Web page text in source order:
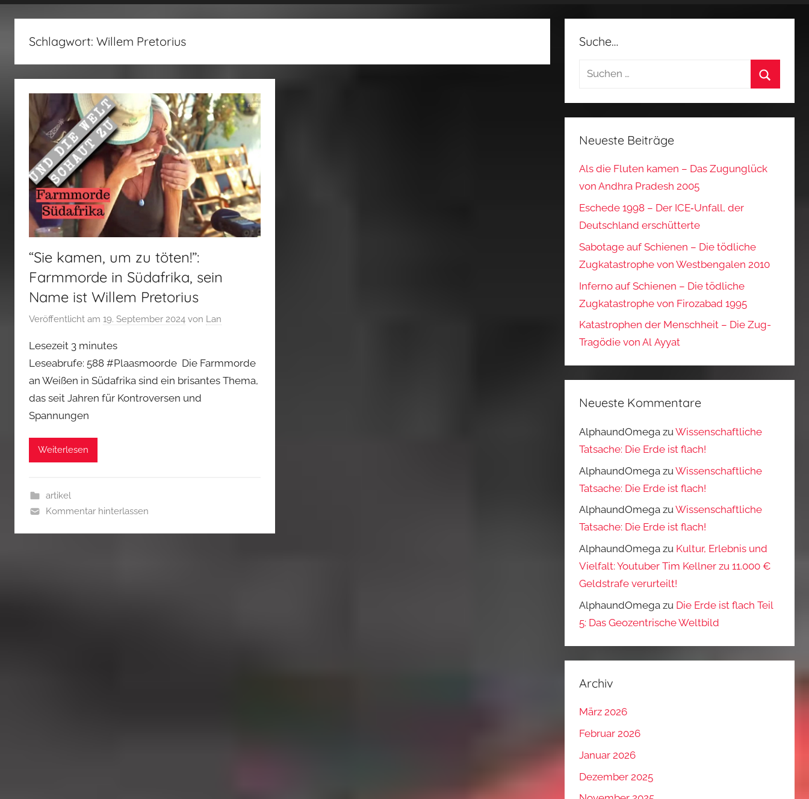
fertig…!
Schlagwort: Willem Pretorius
“Sie kamen, um zu töten!”:
Farmmorde in Südafrika, sein
Name ist Willem Pretorius
Veröffentlicht am 19. September 2024 von Lan
Lesezeit 3 minutes
Leseabrufe: 588 #Plaasmoorde Die Farmmorde
an Weißen in Südafrika sind ein brisantes Thema,
das seit Jahren für Kontroversen und
Spannungen
Weiterlesen
artikel
Kommentar hinterlassen
Suche…
Suchen
Neueste Beiträge
Als die Fluten kamen – Das Zugunglück
von Andhra Pradesh 2005
Eschede 1998 – Der ICE‑Unfall, der
Deutschland erschütterte
Sabotage auf Schienen – Die tödliche
Zugkatastrophe von Westbengalen 2010
Inferno auf Schienen – Die tödliche
Zugkatastrophe von Firozabad 1995
Katastrophen der Menschheit – Die Zug-
Tragödie von Al Ayyat
Neueste Kommentare
AlphaundOmega zuWissenschaftliche
Tatsache: Die Erde ist flach!
AlphaundOmega zuWissenschaftliche
Tatsache: Die Erde ist flach!
AlphaundOmega zuWissenschaftliche
Tatsache: Die Erde ist flach!
AlphaundOmega zu Kultur, Erlebnis und
Vielfalt: Youtuber Tim Kellner zu 11.000 €
Geldstrafe verurteilt!
AlphaundOmega zu Die Erde ist flach Teil
5: Das Geozentrische Weltbild
Archiv
März 2026
Februar 2026
Januar 2026
Dezember 2025